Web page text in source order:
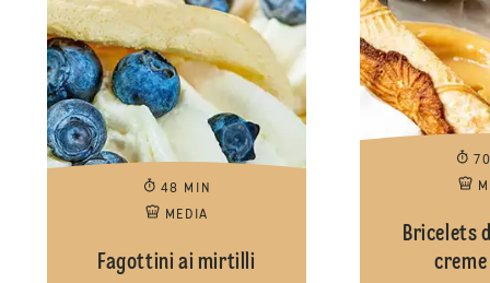
48 MIN
MEDIA
Fagottini ai mirtilli
Bricelets